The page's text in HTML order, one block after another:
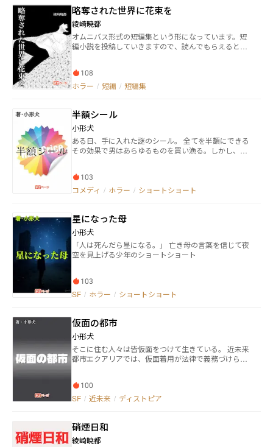
略奪された世界に花束を
綾崎暁都
オムニバス形式の短編集という形になっています。短
編小説を投稿していきますので、読んでもらえると嬉
108
ホラー / 短編 / 短編集
半額シール
小形犬
ある日、手に入れた謎のシール。 全てを半額にできる
その効果で男はあらゆるものを買い漁る。しかし、そ
103
コメディ / ホラー / ショートショート
星になった母
小形犬
「人は死んだら星になる。」 亡き母の言葉を信じて夜
空を見上げる少年のショートショート
103
SF / ホラー / ショートショート
仮面の都市
小形犬
そこに住む人々は皆仮面をつけて生きている。 近未来
都市エクアリアでは、仮面着用が法律で義務づけら
100
SF / 近未来 / ディストピア
硝煙日和
綾崎暁都